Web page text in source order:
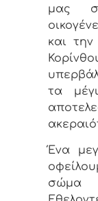
μας
και την
τα
Ένα
σώμα